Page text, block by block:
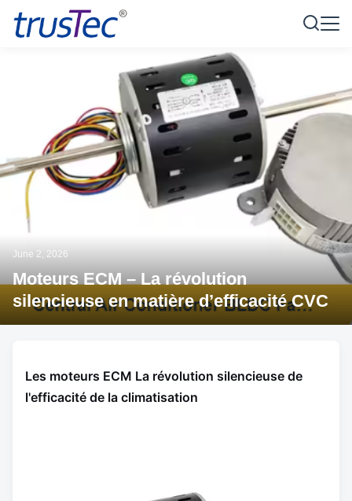
June 2, 2026
Moteurs ECM – La révolution
silencieuse en matière d’efficacité CVC
Les moteurs ECM La révolution silencieuse de
l'efficacité de la climatisation